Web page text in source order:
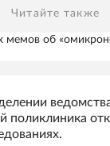
Читайте также
мемов об
поликлиника